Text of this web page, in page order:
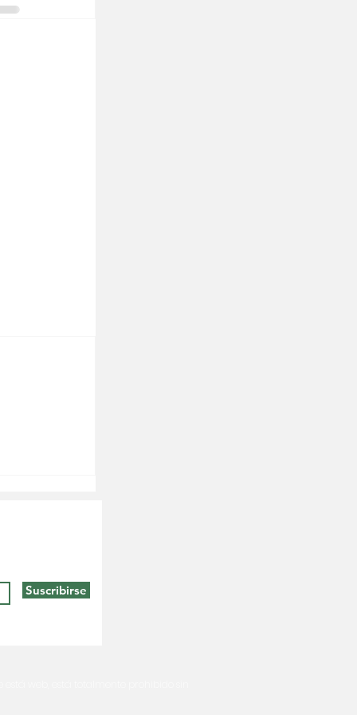
Suscribirse